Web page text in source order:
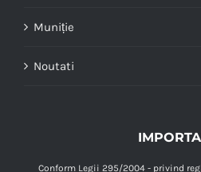
Muniție
Noutati
Conform Legii 295/2004 - privind